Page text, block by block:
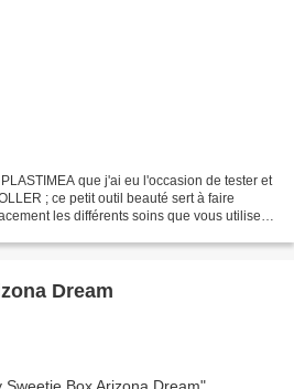
que j'ai eu l'occasion de tester et
; ce petit outil beauté sert à faire
les différents soins que vous utilisez.
Dream